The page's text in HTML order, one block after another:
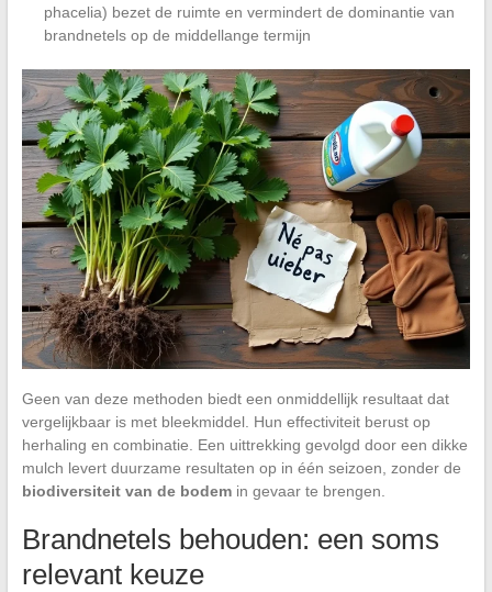
phacelia) bezet de ruimte en vermindert de dominantie van
brandnetels op de middellange termijn
Geen van deze methoden biedt een onmiddellijk resultaat dat
vergelijkbaar is met bleekmiddel. Hun effectiviteit berust op
herhaling en combinatie. Een uittrekking gevolgd door een dikke
mulch levert duurzame resultaten op in één seizoen, zonder de
biodiversiteit van de bodemin gevaar te brengen.
Brandnetels behouden: een soms
relevant keuze